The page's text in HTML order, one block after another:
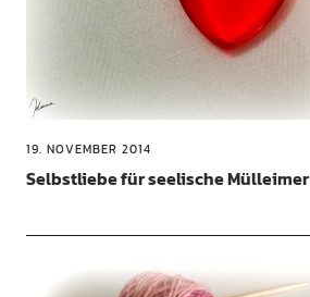
19. NOVEMBER 2014
Selbstliebe für seelische Mülleimer